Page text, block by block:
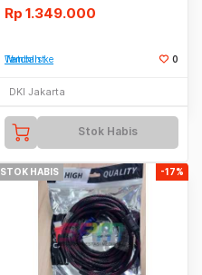
Rp 1.349.000
Tambah ke Watchlist 0
DKI Jakarta
Stok Habis
STOK HABIS -17%